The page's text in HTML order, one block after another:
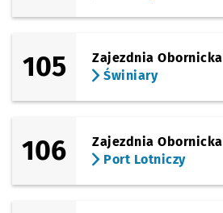
105
Zajezdnia Obornicka
Świniary
106
Zajezdnia Obornicka
Port Lotniczy